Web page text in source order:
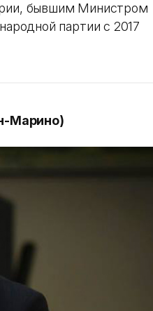
бывшим Министром
партии с 2017
Марино)